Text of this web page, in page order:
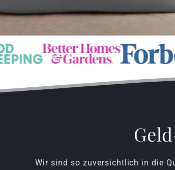
Wir sind so zuversichtlich in die